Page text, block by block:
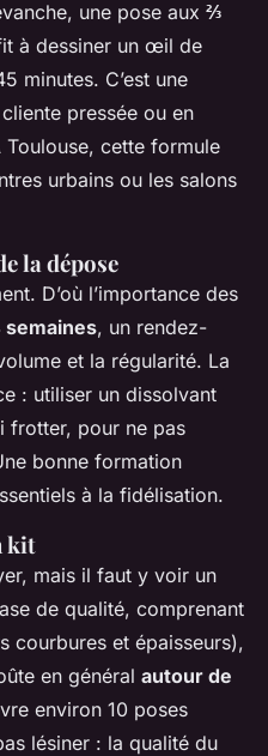
une pose aux ⅔
à dessiner un œil de
minutes. C’est une
pressée ou en
cette formule
urbains ou les salons
la dépose
D’où l’importance des
semaines, un rendez-
et la régularité. La
: utiliser un dissolvant
frotter, pour ne pas
bonne formation
à la fidélisation.
kit
mais il faut y voir un
de qualité, comprenant
courbures et épaisseurs),
en général autour de
environ 10 poses
lésiner : la qualité du